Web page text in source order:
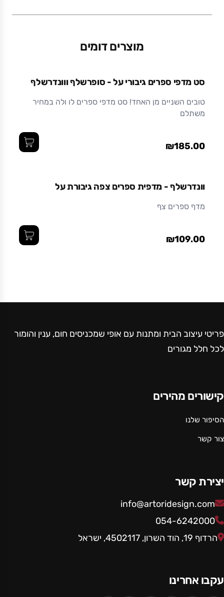
משקל (גרם)
לנוחיותכם, המוצר מסופק עם ברגים ודיבלים., מתכת
ואיכותי לאורך זמן.
מוצרים דומים
סט מדפי ספרים גיבורי על - סופרשלף ווונדרשלף
טובים השניים מן האחד! סט מדפי ספרים לו ולה במחיר
משתלם
₪185.00
וונדרשלף - מדפית ספרים צפה גיבורת על
מדף ספרים צף
₪109.00
פריטי עיצוב הבית ומתנות עם אופי שמכניסים חום, ענין והומור
לכל חלל מגורים
קישורים מהירים
הסיפור שלנו
צור קשר
יצירת קשר
info@artoridesign.com
054-6242000
הרדוף 19, הוד השרון, 4502117, ישראל
עקבו אחרינו